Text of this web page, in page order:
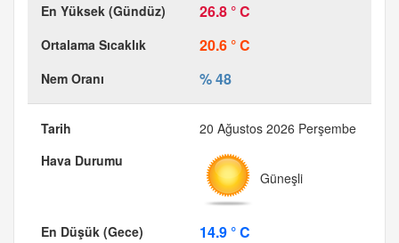
26.8 ° C
20.6 ° C
% 48
20 Ağustos 2026 Perşembe
Güneşli
14.9 ° C